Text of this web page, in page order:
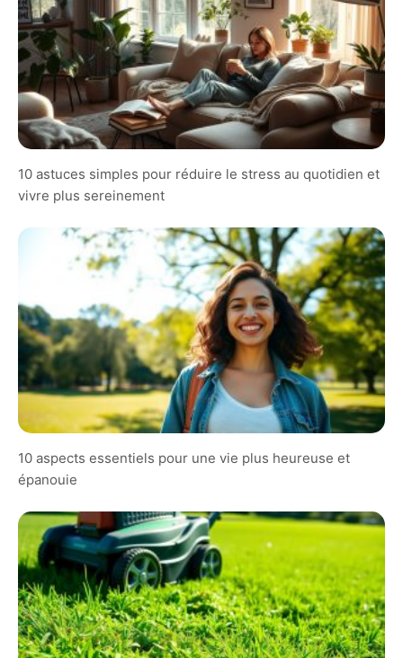
10 astuces simples pour réduire le stress au quotidien et
vivre plus sereinement
10 aspects essentiels pour une vie plus heureuse et
épanouie